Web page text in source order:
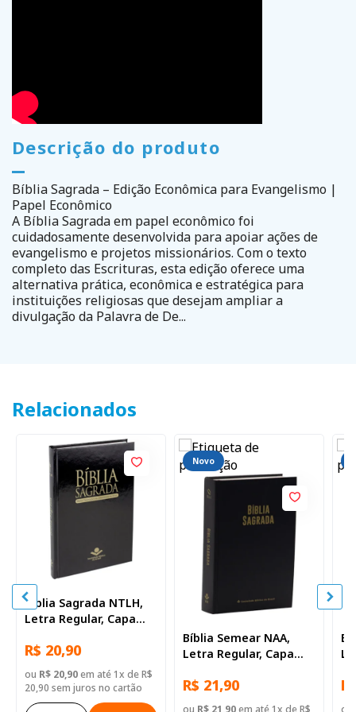
Descrição do produto
Bíblia Sagrada – Edição Econômica para Evangelismo |
Papel Econômico
A Bíblia Sagrada em papel econômico foi
cuidadosamente desenvolvida para apoiar ações de
evangelismo e projetos missionários. Com o texto
completo das Escrituras, esta edição oferece uma
alternativa prática, econômica e estratégica para
instituições religiosas que desejam ampliar a
divulgação da Palavra de De...
Relacionados
Bíblia Sagrada NTLH,
Letra Regular, Capa
R$ 20,90
ou R$ 20,90em até 1x de R$
20,90 sem juros no cartão
Novo
Bíblia Semear NAA,
Letra Regular, Capa
R$ 21,90